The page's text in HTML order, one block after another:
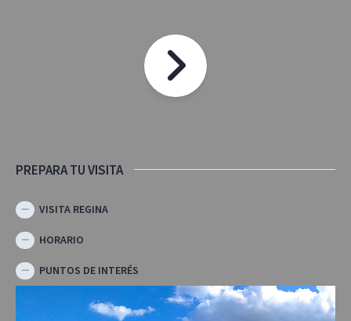
PREPARA TU VISITA
VISITA REGINA
HORARIO
PUNTOS DE INTERÉS